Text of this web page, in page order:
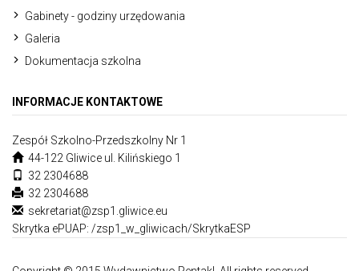
Gabinety - godziny urzędowania
Galeria
Dokumentacja szkolna
INFORMACJE KONTAKTOWE
Zespół Szkolno-Przedszkolny Nr 1
44-122 Gliwice ul. Kilińskiego 1
32 2304688
32 2304688
sekretariat@zsp1.gliwice.eu
Skrytka ePUAP: /zsp1_w_gliwicach/SkrytkaESP